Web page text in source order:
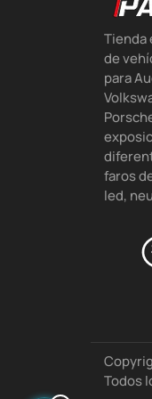
Tienda
de
para
faros
led,
Todos